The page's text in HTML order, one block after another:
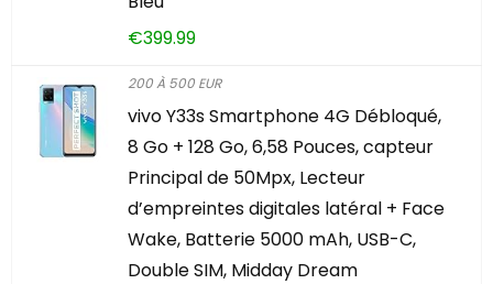
€399.99
200 À 500 EUR
vivo Y33s Smartphone 4G Débloqué,
8 Go + 128 Go, 6,58 Pouces, capteur
Principal de 50Mpx, Lecteur
d’empreintes digitales latéral + Face
Wake, Batterie 5000 mAh, USB-C,
Double SIM, Midday Dream